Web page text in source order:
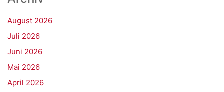
August 2026
Juli 2026
Juni 2026
Mai 2026
April 2026